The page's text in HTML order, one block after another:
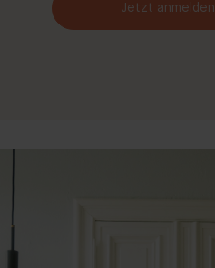
Jetzt anmelden